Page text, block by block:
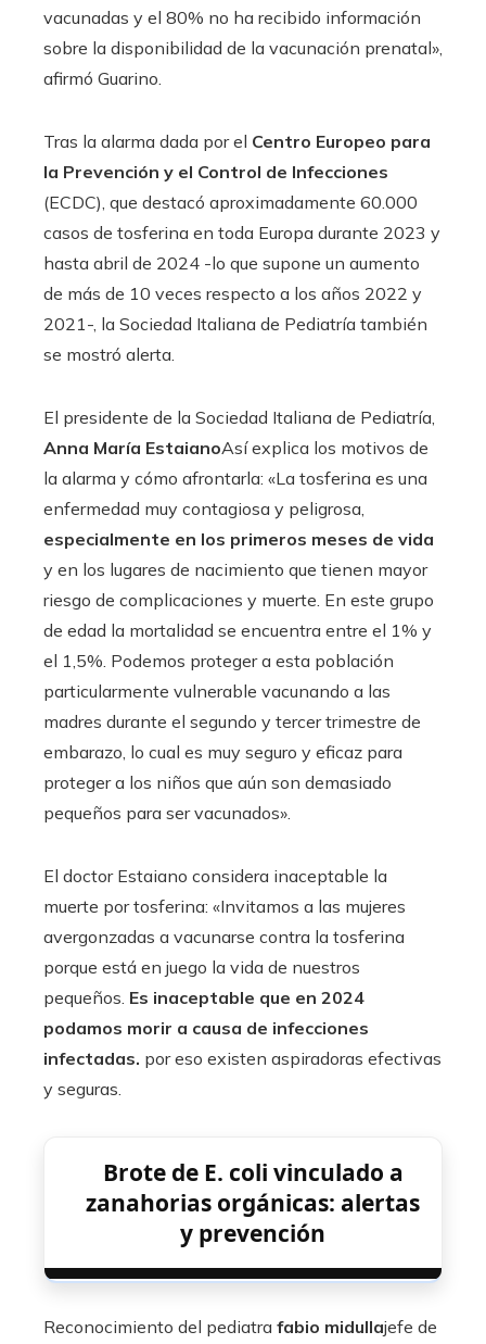
vacunadas y el 80% no ha recibido información
sobre la disponibilidad de la vacunación prenatal»,
afirmó Guarino.
Tras la alarma dada por el Centro Europeo para
la Prevención y el Control de Infecciones
(ECDC), que destacó aproximadamente 60.000
casos de tosferina en toda Europa durante 2023 y
hasta abril de 2024 -lo que supone un aumento
de más de 10 veces respecto a los años 2022 y
2021-, la Sociedad Italiana de Pediatría también
se mostró alerta.
El presidente de la Sociedad Italiana de Pediatría,
Anna María EstaianoAsí explica los motivos de
la alarma y cómo afrontarla: «La tosferina es una
enfermedad muy contagiosa y peligrosa,
especialmente en los primeros meses de vida
y en los lugares de nacimiento que tienen mayor
riesgo de complicaciones y muerte. En este grupo
de edad la mortalidad se encuentra entre el 1% y
el 1,5%. Podemos proteger a esta población
particularmente vulnerable vacunando a las
madres durante el segundo y tercer trimestre de
embarazo, lo cual es muy seguro y eficaz para
proteger a los niños que aún son demasiado
pequeños para ser vacunados».
El doctor Estaiano considera inaceptable la
muerte por tosferina: «Invitamos a las mujeres
avergonzadas a vacunarse contra la tosferina
porque está en juego la vida de nuestros
pequeños. Es inaceptable que en 2024
podamos morir a causa de infecciones
infectadas. por eso existen aspiradoras efectivas
y seguras.
Brote de E. coli vinculado a
zanahorias orgánicas: alertas
y prevención
Reconocimiento del pediatra fabio midullajefe de